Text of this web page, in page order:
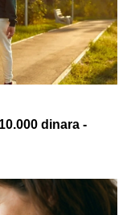
dinara -